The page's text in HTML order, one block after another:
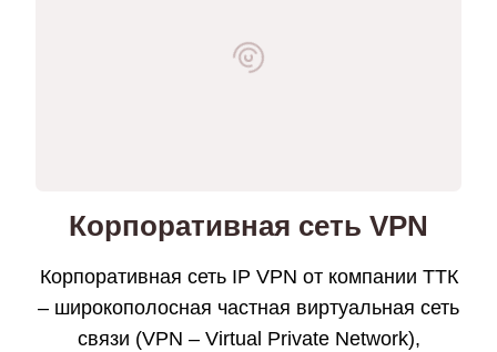
Корпоративная сеть VPN
Корпоративная сеть IP VPN от компании ТТК
– широкополосная частная виртуальная сеть
связи (VPN – Virtual Private Network),